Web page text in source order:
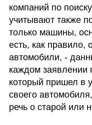
компаний по
учитывают также
только машины,
есть, как правило,
автомобили, -
каждом заявлении
который пришел в
своего
речь о старой или